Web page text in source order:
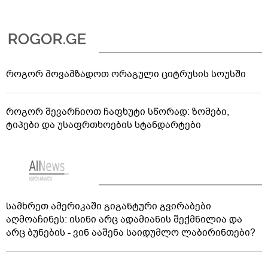
როგორ მოვამზადოთ ორაგული ციტრუსის სოუსში
როგორ შევარჩიოთ ჩაფხუტი სწორად: ზომები,
ტიპები და უსაფრთხოების სტანდარტები
სამხრეთ ამერიკაში გიგანტური გვირაბები
აღმოაჩინეს: ისინი არც ადამიანის შექმნილია და
არც ბუნების - ვინ ააშენა საიდუმლო ლაბირინთები?